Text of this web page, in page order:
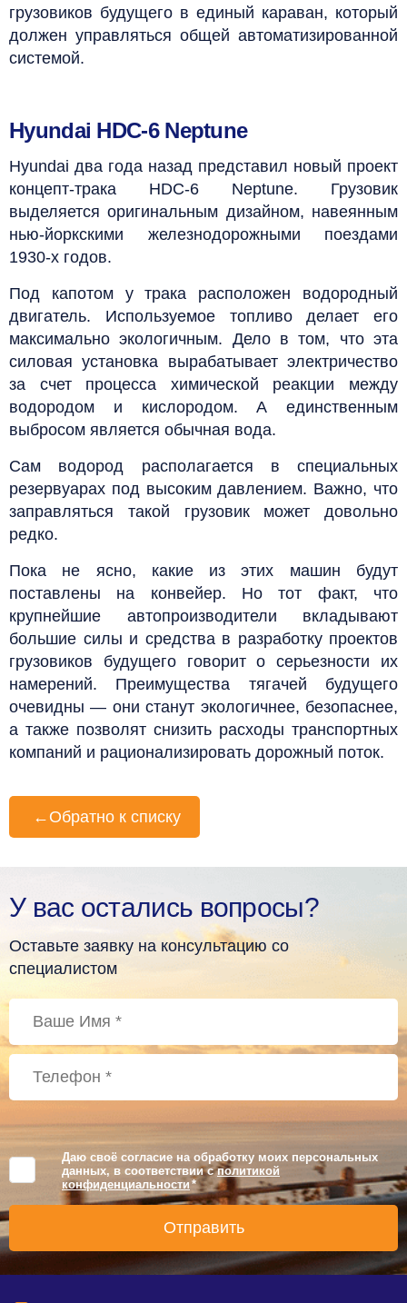
грузовиков будущего в единый караван, который
должен управляться общей автоматизированной
системой.
Hyundai HDC-6 Neptune
Hyundai два года назад представил новый проект
концепт-трака HDC-6 Neptune. Грузовик
выделяется оригинальным дизайном, навеянным
нью-йоркскими железнодорожными поездами
1930-х годов.
Под капотом у трака расположен водородный
двигатель. Используемое топливо делает его
максимально экологичным. Дело в том, что эта
силовая установка вырабатывает электричество
за счет процесса химической реакции между
водородом и кислородом. А единственным
выбросом является обычная вода.
Сам водород располагается в специальных
резервуарах под высоким давлением. Важно, что
заправляться такой грузовик может довольно
редко.
Пока не ясно, какие из этих машин будут
поставлены на конвейер. Но тот факт, что
крупнейшие автопроизводители вкладывают
большие силы и средства в разработку проектов
грузовиков будущего говорит о серьезности их
намерений. Преимущества тягачей будущего
очевидны — они станут экологичнее, безопаснее,
а также позволят снизить расходы транспортных
компаний и рационализировать дорожный поток.
← Обратно к списку
У вас остались вопросы?
Оставьте заявку на консультацию со
специалистом
Даю своё согласие на обработку моих персональных
данных, в соответствии сполитикой
конфиденциальности *